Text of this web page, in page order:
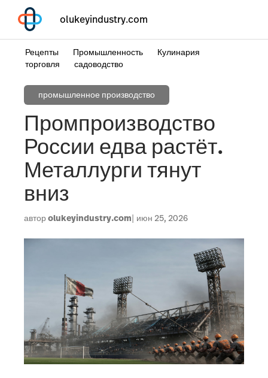
olukeyindustry.com
Рецепты Промышленность
Кулинария
торговля
садоводство
промышленное производство
Промпроизводство
России едва растёт.
Металлурги тянут
вниз
авторolukeyindustry.com июн 25, 2026